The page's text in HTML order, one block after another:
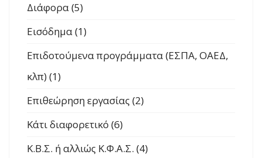
Διάφορα (5)
Εισόδημα (1)
Επιδοτούμενα προγράμματα (ΕΣΠΑ, ΟΑΕΔ,
κλπ) (1)
Επιθεώρηση εργασίας (2)
Κάτι διαφορετικό (6)
Κ.Β.Σ. ή αλλιώς Κ.Φ.Α.Σ. (4)